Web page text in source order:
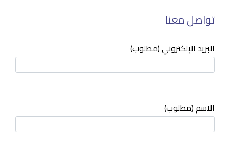
تواصل معنا
البريد الإلكتروني (مطلوب)
الاسم (مطلوب)